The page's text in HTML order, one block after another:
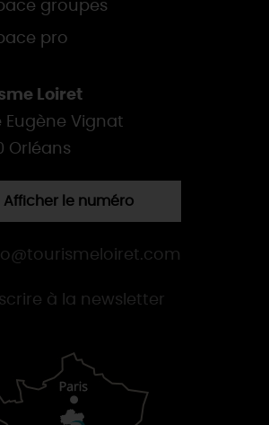
groupes
pro
Loiret
Eugène Vignat
Orléans
Afficher le numéro
à la newsletter